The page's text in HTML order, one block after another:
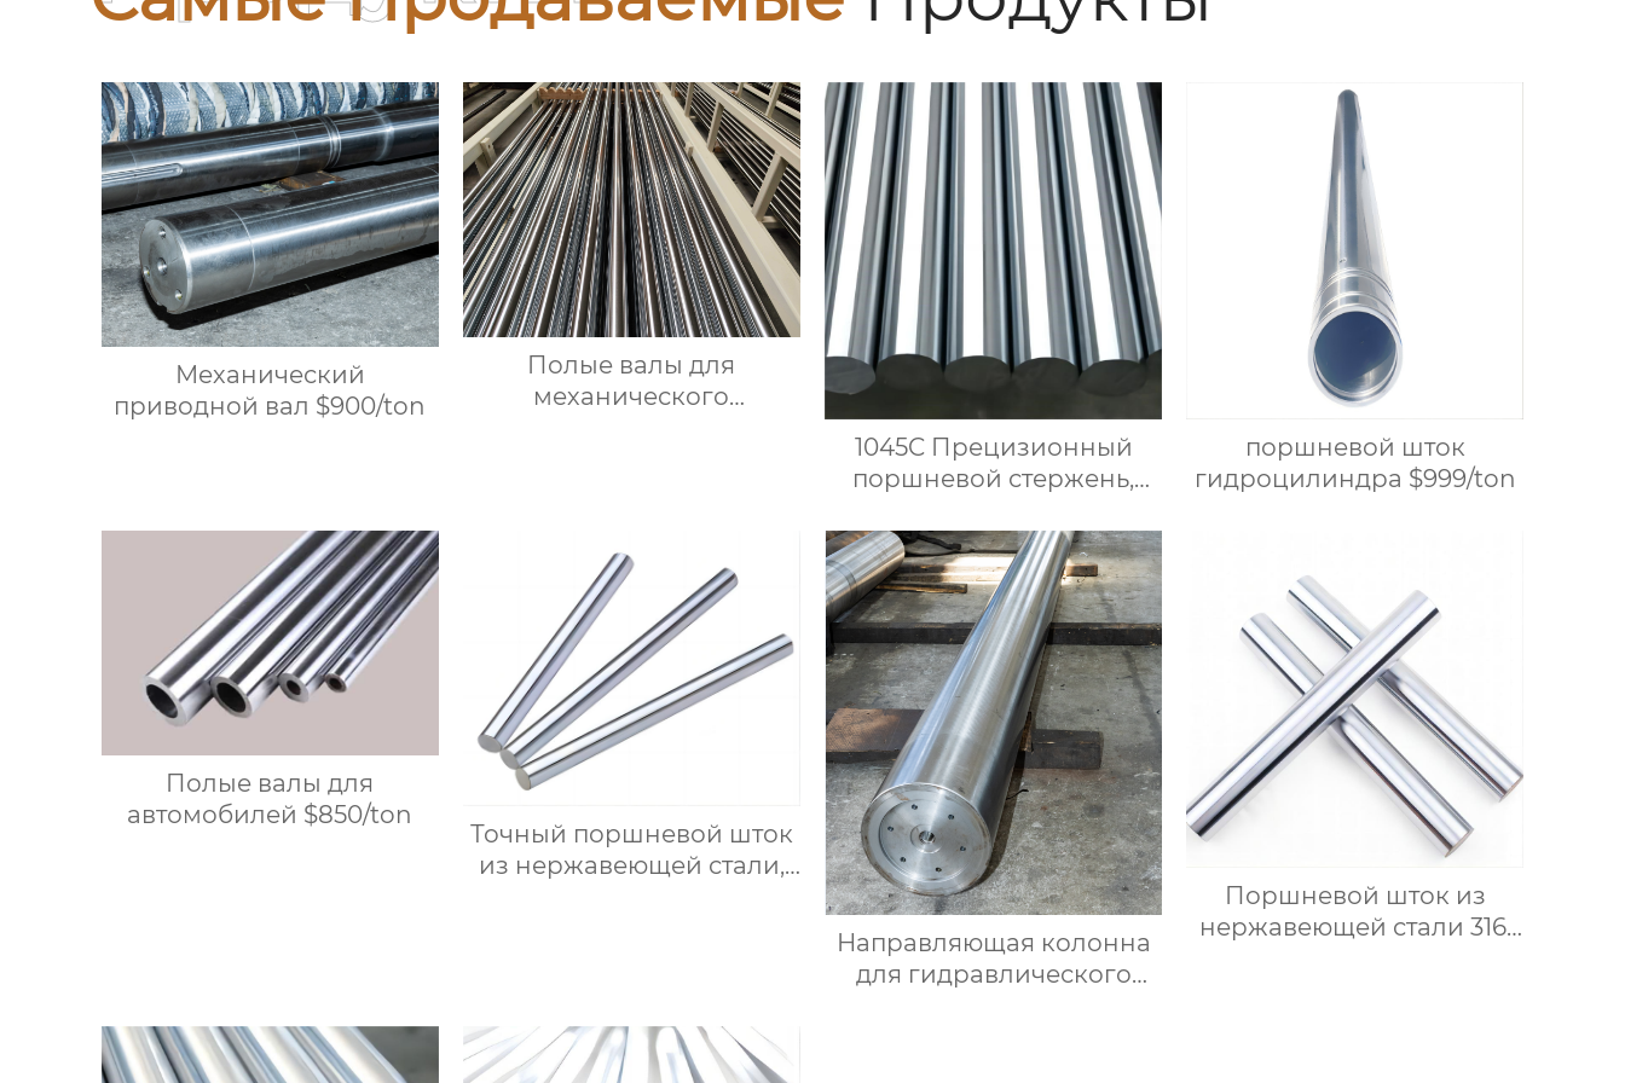
Механический
приводной вал $900/ton
Полые валы для
механического
1045C Прецизионный
поршневой стержень,
линейным подшипником,
жесткий хромированный
полированный
вал.$850/Ton
поршневой шток
гидроцилиндра $999/ton
Полые валы для
автомобилей $850/ton
Точный поршневой шток
из нержавеющей стали,
Направляющая колонна
для гидравлического
Поршневой шток из
нержавеющей стали 316,